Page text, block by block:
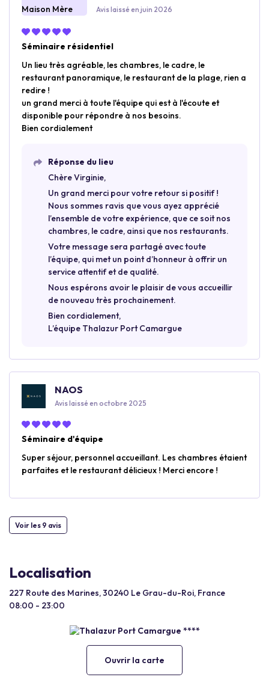
Avis laissé en juin 2026
Séminaire résidentiel
Un lieu très agréable, les chambres, le cadre, le
restaurant panoramique, le restaurant de la plage, rien a
redire !
un grand merci à toute l'équipe qui est à l'écoute et
disponible pour répondre à nos besoins.
Bien cordialement
Réponse du lieu
Chère Virginie,
Un grand merci pour votre retour si positif !
Nous sommes ravis que vous ayez apprécié
l’ensemble de votre expérience, que ce soit nos
chambres, le cadre, ainsi que nos restaurants.
Votre message sera partagé avec toute
l’équipe, qui met un point d’honneur à offrir un
service attentif et de qualité.
Nous espérons avoir le plaisir de vous accueillir
de nouveau très prochainement.
Bien cordialement,
L’équipe Thalazur Port Camargue
NAOS
Avis laissé en octobre 2025
Séminaire d'équipe
Super séjour, personnel accueillant. Les chambres étaient
parfaites et le restaurant délicieux ! Merci encore !
Voir les 9 avis
Localisation
227 Route des Marines, 30240 Le Grau-du-Roi, France
08:00 - 23:00
Ouvrir la carte